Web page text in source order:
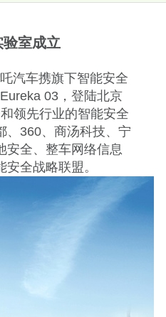
室成立
汽车携旗下智能安全
03，登陆北京
领先行业的智能安全
、360、商汤科技、宁
安全、整车网络信息
全战略联盟。